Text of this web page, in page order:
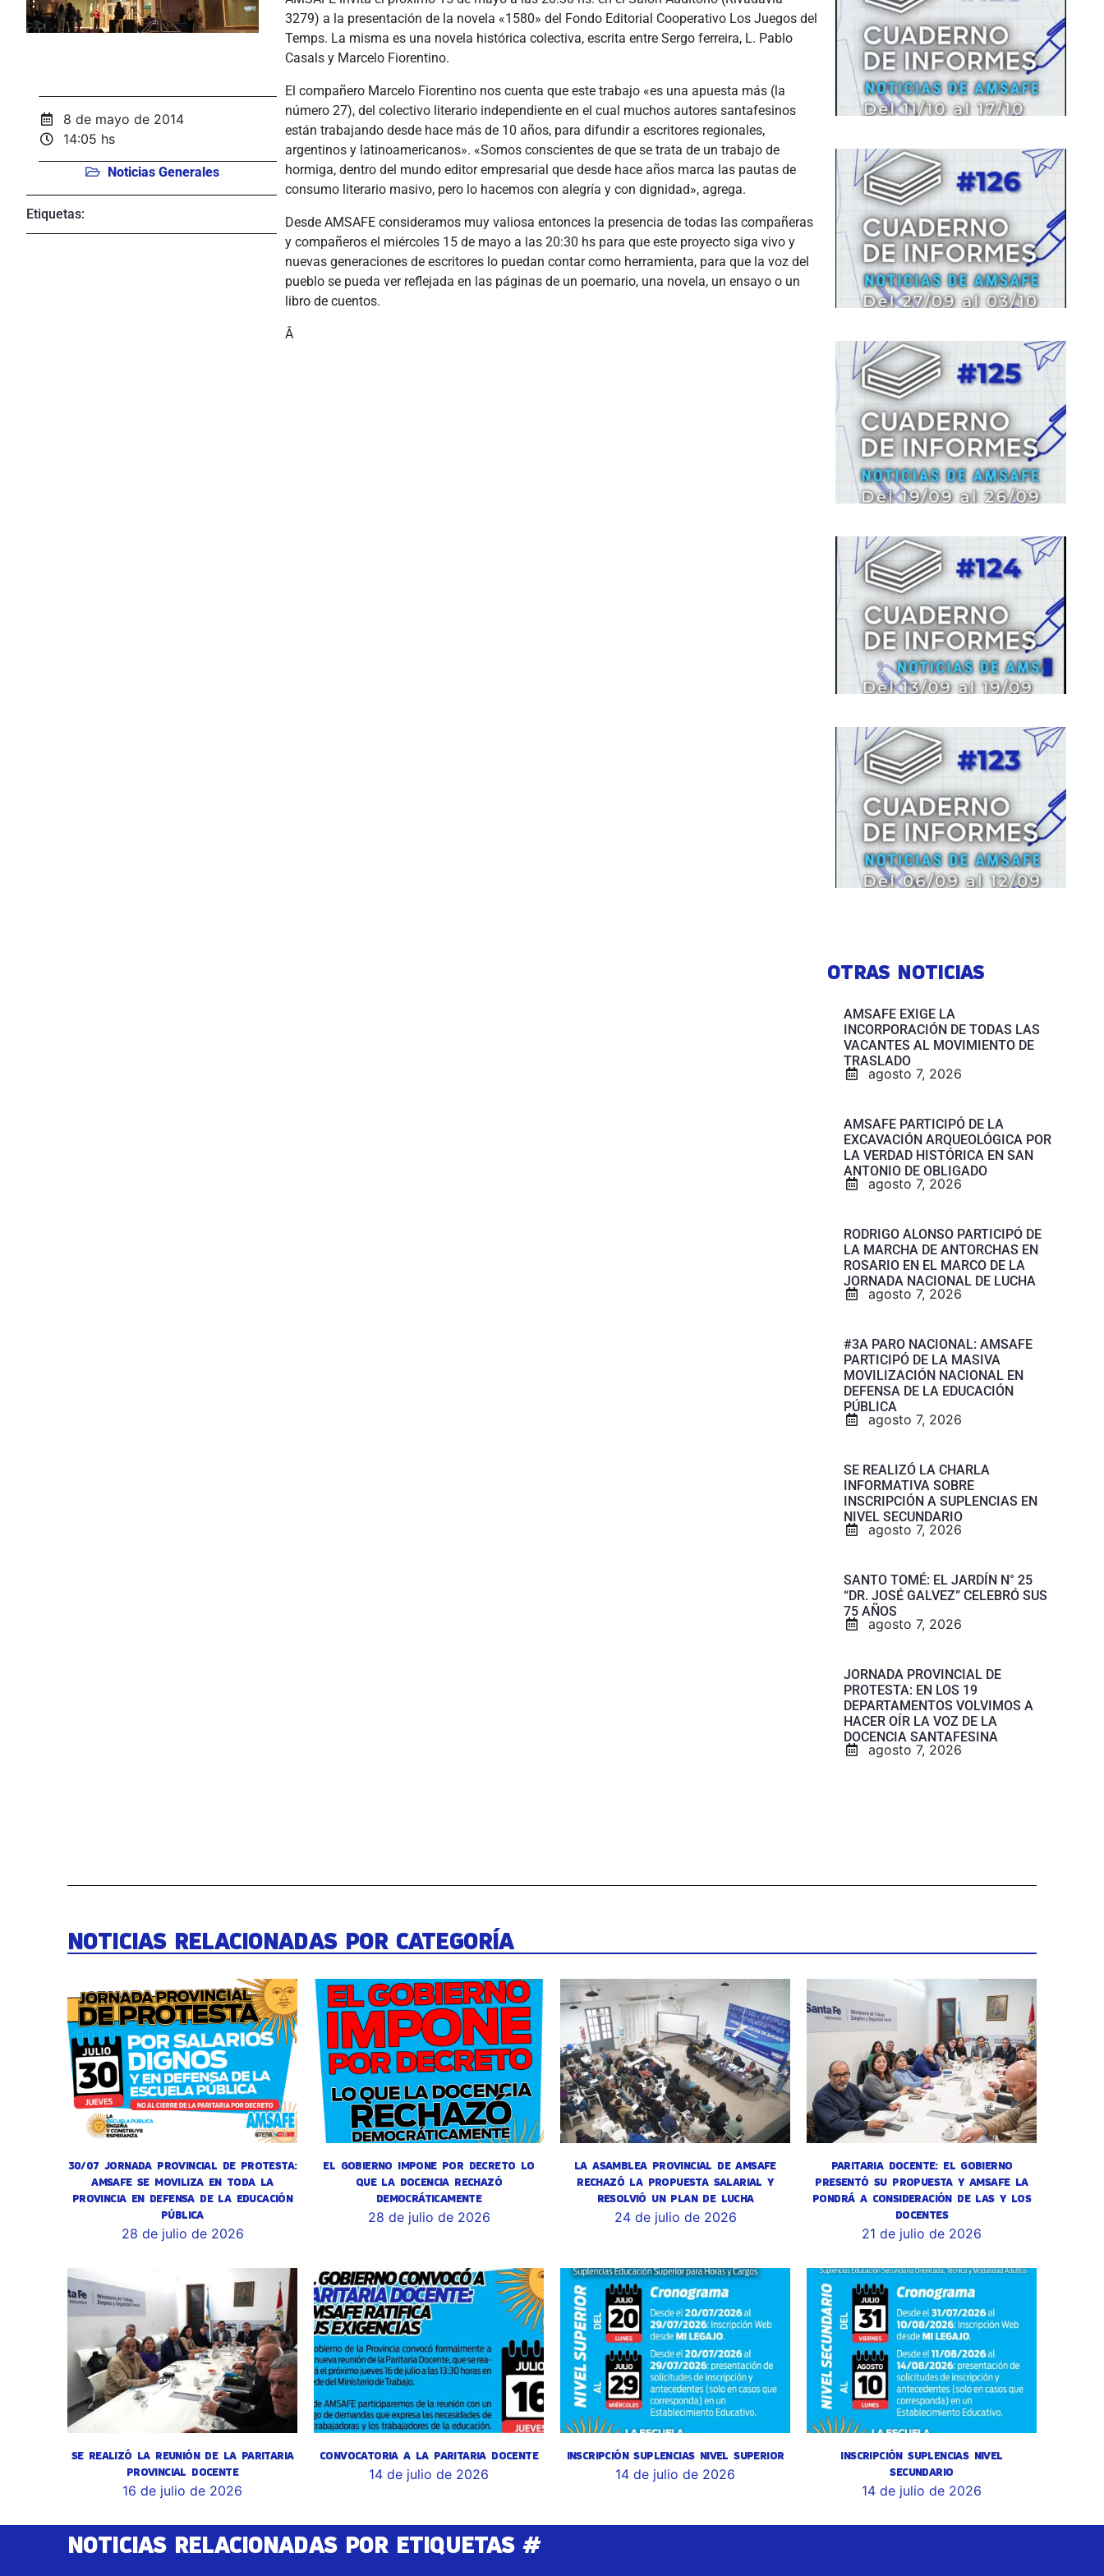
8 de mayo de 2014
14:05 hs
Noticias Generales
Etiquetas:
3279) a la presentación de la novela «1580» del Fondo Editorial Cooperativo Los Juegos del
Temps. La misma es una novela histórica colectiva, escrita entre Sergo ferreira, L. Pablo
Casals y Marcelo Fiorentino.
El compañero Marcelo Fiorentino nos cuenta que este trabajo «es una apuesta más (la
número 27), del colectivo literario independiente en el cual muchos autores santafesinos
están trabajando desde hace más de 10 años, para difundir a escritores regionales,
argentinos y latinoamericanos». «Somos conscientes de que se trata de un trabajo de
hormiga, dentro del mundo editor empresarial que desde hace años marca las pautas de
consumo literario masivo, pero lo hacemos con alegría y con dignidad», agrega.
Desde AMSAFE consideramos muy valiosa entonces la presencia de todas las compañeras
y compañeros el miércoles 15 de mayo a las 20:30 hs para que este proyecto siga vivo y
nuevas generaciones de escritores lo puedan contar como herramienta, para que la voz del
pueblo se pueda ver reflejada en las páginas de un poemario, una novela, un ensayo o un
libro de cuentos.
Â
OTRAS NOTICIAS
AMSAFE EXIGE LA
INCORPORACIÓN DE TODAS LAS
VACANTES AL MOVIMIENTO DE
TRASLADO
agosto 7, 2026
AMSAFE PARTICIPÓ DE LA
EXCAVACIÓN ARQUEOLÓGICA POR
LA VERDAD HISTÓRICA EN SAN
ANTONIO DE OBLIGADO
agosto 7, 2026
RODRIGO ALONSO PARTICIPÓ DE
LA MARCHA DE ANTORCHAS EN
ROSARIO EN EL MARCO DE LA
JORNADA NACIONAL DE LUCHA
agosto 7, 2026
#3A PARO NACIONAL: AMSAFE
PARTICIPÓ DE LA MASIVA
MOVILIZACIÓN NACIONAL EN
DEFENSA DE LA EDUCACIÓN
PÚBLICA
agosto 7, 2026
SE REALIZÓ LA CHARLA
INFORMATIVA SOBRE
INSCRIPCIÓN A SUPLENCIAS EN
NIVEL SECUNDARIO
agosto 7, 2026
SANTO TOMÉ: EL JARDÍN N° 25
“DR. JOSÉ GALVEZ” CELEBRÓ SUS
75 AÑOS
agosto 7, 2026
JORNADA PROVINCIAL DE
PROTESTA: EN LOS 19
DEPARTAMENTOS VOLVIMOS A
HACER OÍR LA VOZ DE LA
DOCENCIA SANTAFESINA
agosto 7, 2026
NOTICIAS RELACIONADAS POR CATEGORÍA
30/07 JORNADA PROVINCIAL DE PROTESTA:
AMSAFE SE MOVILIZA EN TODA LA
PROVINCIA EN DEFENSA DE LA EDUCACIÓN
PÚBLICA
28 de julio de 2026
EL GOBIERNO IMPONE POR DECRETO LO
QUE LA DOCENCIA RECHAZÓ
DEMOCRÁTICAMENTE
28 de julio de 2026
LA ASAMBLEA PROVINCIAL DE AMSAFE
RECHAZÓ LA PROPUESTA SALARIAL Y
RESOLVIÓ UN PLAN DE LUCHA
24 de julio de 2026
PARITARIA DOCENTE: EL GOBIERNO
PRESENTÓ SU PROPUESTA Y AMSAFE LA
PONDRÁ A CONSIDERACIÓN DE LAS Y LOS
DOCENTES
21 de julio de 2026
SE REALIZÓ LA REUNIÓN DE LA PARITARIA
PROVINCIAL DOCENTE
16 de julio de 2026
CONVOCATORIA A LA PARITARIA DOCENTE
14 de julio de 2026
INSCRIPCIÓN SUPLENCIAS NIVEL SUPERIOR
14 de julio de 2026
INSCRIPCIÓN SUPLENCIAS NIVEL
SECUNDARIO
14 de julio de 2026
NOTICIAS RELACIONADAS POR ETIQUETAS #